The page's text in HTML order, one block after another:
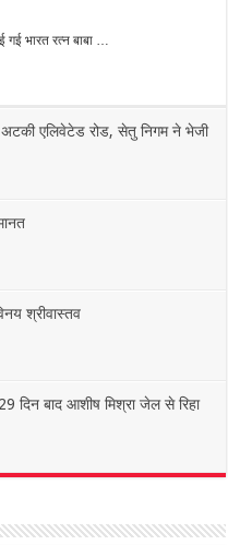
गई भारत रत्न बाबा …
अटकी एलिवेटेड रोड, सेतु निगम ने भेजी
श्रीवास्तव
दिन बाद आशीष मिश्रा जेल से रिहा